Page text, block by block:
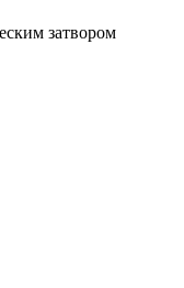
затвором